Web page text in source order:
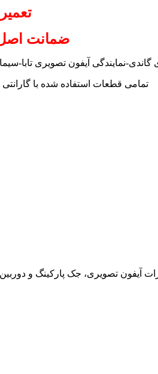
ضمانت
گاندی-نمایندگی آیفون تصویری تابا-
تمامی قطعات استفاده شده با
آیفون تصویری، جک پارکینگ و